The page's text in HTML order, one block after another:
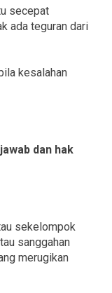
secepat
ada teguran dari
kesalahan
dan hak
sekelompok
sanggahan
merugikan